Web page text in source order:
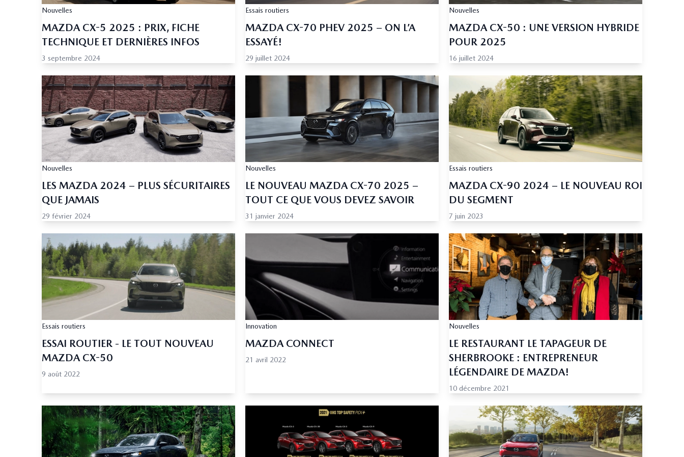
Nouvelles
MAZDA CX-5 2025 : PRIX, FICHE
TECHNIQUE ET DERNIÈRES INFOS
3 septembre 2024
Essais routiers
MAZDA CX-70 PHEV 2025 – ON L’A
ESSAYÉ!
29 juillet 2024
Nouvelles
MAZDA CX-50 : UNE VERSION HYBRIDE
POUR 2025
16 juillet 2024
Nouvelles
LES MAZDA 2024 – PLUS SÉCURITAIRES
QUE JAMAIS
29 février 2024
Nouvelles
LE NOUVEAU MAZDA CX-70 2025 –
TOUT CE QUE VOUS DEVEZ SAVOIR
31 janvier 2024
Essais routiers
MAZDA CX-90 2024 – LE NOUVEAU ROI
DU SEGMENT
7 juin 2023
Essais routiers
ESSAI ROUTIER - LE TOUT NOUVEAU
MAZDA CX-50
9 août 2022
Innovation
MAZDA CONNECT
21 avril 2022
Nouvelles
LE RESTAURANT LE TAPAGEUR DE
SHERBROOKE : ENTREPRENEUR
LÉGENDAIRE DE MAZDA!
10 décembre 2021